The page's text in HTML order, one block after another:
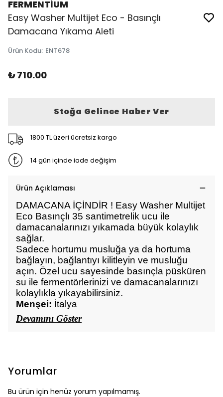
FERMENTİUM
Easy Washer Multijet Eco - Basınçlı
Damacana Yıkama Aleti
Ürün Kodu: ENT678
₺ 710.00
Stoğa Gelince Haber Ver
1800 TL üzeri ücretsiz kargo
14 gün içinde iade değişim
Ürün Açıklaması
DAMACANA İÇİNDİR ! Easy Washer Multijet
Eco Basınçlı 35 santimetrelik ucu ile
damacanalarınızı yıkamada büyük kolaylık
sağlar.
Sadece hortumu musluğa ya da hortuma
bağlayın, bağlantıyı kilitleyin ve musluğu
açın. Özel ucu sayesinde basınçla püsküren
su ile fermentörlerinizi ve damacanalarınızı
kolaylıkla yıkayabilirsiniz.
Menşei: İtalya
Devamını Göster
Yorumlar
Bu ürün için henüz yorum yapılmamış.